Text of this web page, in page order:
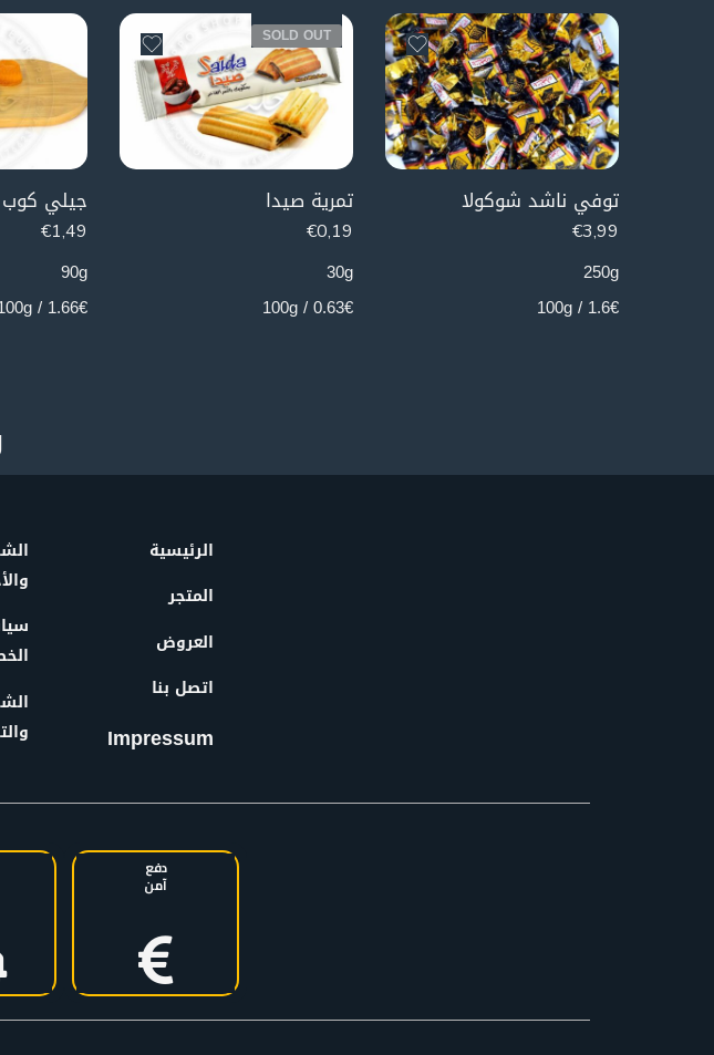
توفي ناشد شوكولا
€3,99
250g
1.6€ / 100g
SOLD OUT
تمرية صيدا
€0,19
30g
0.63€ / 100g
جيلي كوب 8
€1,49
90g
1.66€ / 100g
الرئيسية
المتجر
العروض
اتصل بنا
Impressum
دفع
آمن